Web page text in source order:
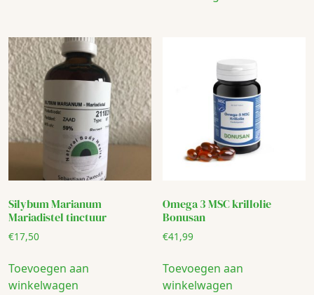
Silybum Marianum
Mariadistel tinctuur
€17,50
Toevoegen aan
winkelwagen
Omega 3 MSC krillolie
Bonusan
€41,99
Toevoegen aan
winkelwagen